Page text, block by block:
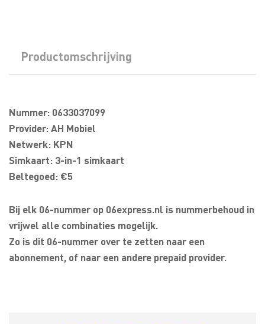
Productomschrijving
Nummer: 0633037099
Provider: AH Mobiel
Netwerk: KPN
Simkaart: 3-in-1 simkaart
Beltegoed: €5
Bij elk 06-nummer op 06express.nl is nummerbehoud in
vrijwel alle combinaties mogelijk.
Zo is dit 06-nummer over te zetten naar een
abonnement, of naar een andere prepaid provider.